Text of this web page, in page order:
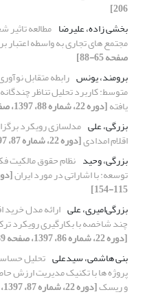
206]
بخشی زاده، علیرضا مطالعه
مجتمع های تجاری به واسطه اعتبار
صفحه 65-88]
برومند، یونس رابطه متقابل
متوسط: کاربرد تحلیل تناظر
یافته[دوره 22، شماره 88، 1397، صفحه 77-113]
بزرگی، علی مدلسازی رویکرد
اقلام امدادی[دوره 22، شماره 87، 1397، صفحه 67-100]
بزرگی، وحید نظام حقوق مالکیت
توسعه: با اشاراتی در مورد ایران
115-154]
بزرگی‌امیری، علی ارائه مدل
چند شاخصه با بکارگیری رویکرد
[دوره 22، شماره 86، 1397، صفحه 189-218]
بنی هاشمی، سیدعلی تحلیل
پروژه ها با تکنیک مدیریت ارزش
و ریسک[دوره 22، شماره 87، 1397، صفحه 187-214]